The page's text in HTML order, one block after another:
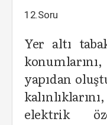
12.Soru
Yer altı
yapıdan
elektrik